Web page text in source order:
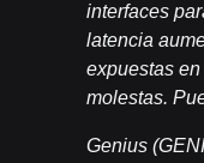
interfaces
latencia
expuestas
molestas.
Genius